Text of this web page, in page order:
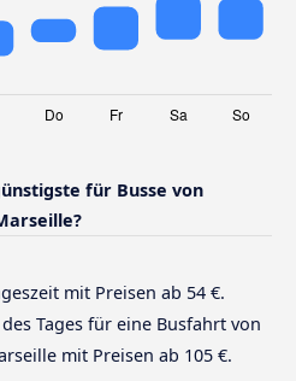
für Busse von
mit Preisen ab 54 €.
Tages für eine Busfahrt von
mit Preisen ab 105 €.